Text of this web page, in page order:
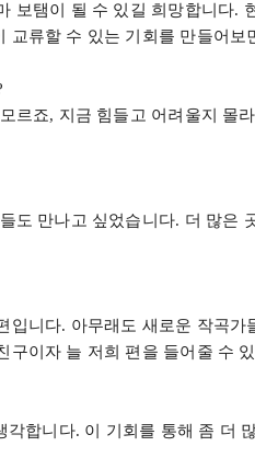
보탬이 될 수 있길 희망합니다.
류할 수 있는 기회를 만들어보
르죠, 지금 힘들고 어려울지 몰
도 만나고 싶었습니다. 더 많은
입니다. 아무래도 새로운 작곡가
구이자 늘 저희 편을 들어줄 수
각합니다. 이 기회를 통해 좀 더